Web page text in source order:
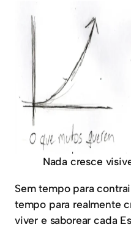
Nada cresce
Sem tempo para
tempo para realmente
viver e saborear cada